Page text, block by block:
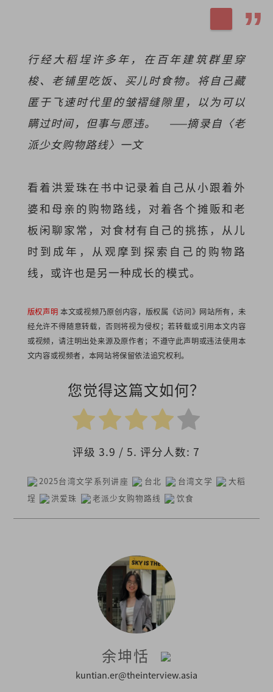
行经大稻埕许多年，在百年建筑群里穿
梭、老铺里吃饭、买儿时食物。将自己藏
匿于飞速时代里的皱褶缝隙里，以为可以
瞒过时间，但事与愿违。 ——摘录自〈老
派少女购物路线〉一文
看着洪爱珠在书中记录着自己从小跟着外
婆和母亲的购物路线，对着各个摊贩和老
板闲聊家常，对食材有自己的挑拣，从儿
时到成年，从观摩到探索自己的购物路
线，或许也是另一种成长的模式。
版权声明本文或视频乃原创内容，版权属《访问》网站所有，未
经允许不得随意转载，否则将视为侵权；若转载或引用本文内容
或视频，请注明出处来源及原作者；不遵守此声明或违法使用本
文内容或视频者，本网站将保留依法追究权利。
您觉得这篇文如何？
评级3.9 / 5. 评分人数: 7
2025台湾文学系列讲座 台北 台湾文学
大稻
埕
洪爱珠 老派少女购物路线 饮食
余坤恬
kuntian.er@theinterview.asia